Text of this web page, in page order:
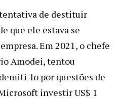
de destituir
que ele estava se
Em 2021, o chefe
Amodei, tentou
lo por questões de
investir US$ 1